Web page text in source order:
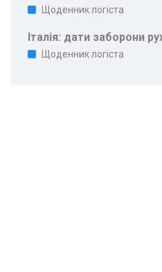
Щоденник логіста
Італія: дати заборони
Щоденник логіста